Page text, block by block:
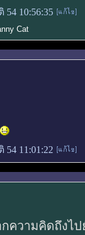
10:56:35
Cat
11:01:22
ากความคิดถึง